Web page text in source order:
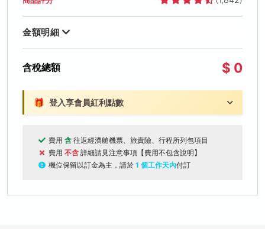
金額明細
含稅總額 $ 0
🎁 登入享會員紅利點數
費用 含 往返經濟艙機票、旅責險、行程所列包項目
費用 不含 詳細請見注意事項【費用不包含說明】
機位保留以訂金為主，請於 1 個工作天內付訂